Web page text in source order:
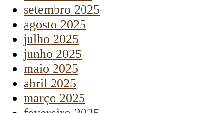
setembro 2025
agosto 2025
julho 2025
junho 2025
maio 2025
abril 2025
março 2025